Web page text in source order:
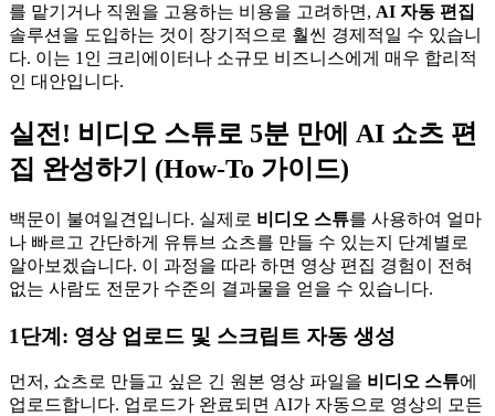
를 맡기거나 직원을 고용하는 비용을 고려하면, AI 자동 편집
솔루션을 도입하는 것이 장기적으로 훨씬 경제적일 수 있습니
다. 이는 1인 크리에이터나 소규모 비즈니스에게 매우 합리적
인 대안입니다.
실전! 비디오 스튜로 5분 만에 AI 쇼츠 편
집 완성하기 (How-To 가이드)
백문이 불여일견입니다. 실제로 비디오 스튜를 사용하여 얼마
나 빠르고 간단하게 유튜브 쇼츠를 만들 수 있는지 단계별로
알아보겠습니다. 이 과정을 따라 하면 영상 편집 경험이 전혀
없는 사람도 전문가 수준의 결과물을 얻을 수 있습니다.
1단계: 영상 업로드 및 스크립트 자동 생성
먼저, 쇼츠로 만들고 싶은 긴 원본 영상 파일을 비디오 스튜에
업로드합니다. 업로드가 완료되면 AI가 자동으로 영상의 모든